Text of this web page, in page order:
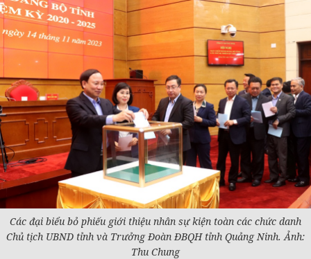
Các đại biểu bỏ phiếu giới thiệu nhân sự kiện toàn các chức danh
Chủ tịch UBND tỉnh và Trưởng Đoàn ĐBQH tỉnh Quảng Ninh. Ảnh:
Thu Chung